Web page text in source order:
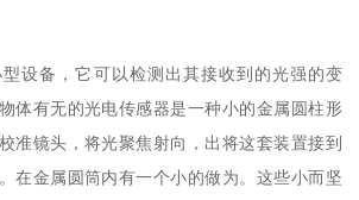
设备，它可以检测出其接收到的光强的变
体有无的光电传感器是一种小的金属圆柱形
准镜头，将光聚焦射向，出将这套装置接到
在金属圆筒内有一个小的做为。这些小而坚